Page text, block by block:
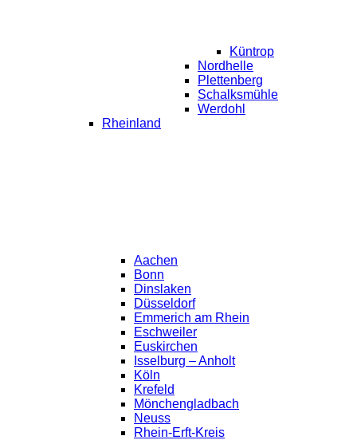
Küntrop
Nordhelle
Plettenberg
Schalksmühle
Werdohl
Rheinland
Aachen
Bonn
Dinslaken
Düsseldorf
Emmerich am Rhein
Eschweiler
Euskirchen
Isselburg – Anholt
Köln
Krefeld
Mönchengladbach
Neuss
Rhein-Erft-Kreis